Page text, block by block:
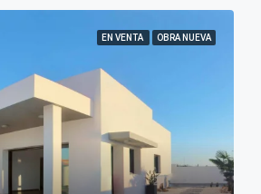
EN VENTA OBRA NUEVA